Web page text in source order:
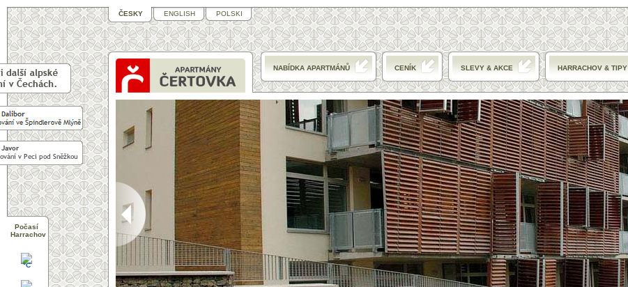
NABÍDKA APARTMÁNŮ CENÍK SLEVY & AKCE HARRACHOV & TIPY
ČESKY ENGLISH POLSKI
Počasí
Harrachov
°C